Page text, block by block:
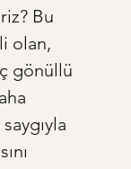
Bu
olan,
gönüllü